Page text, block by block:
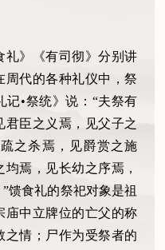
礼》《有司彻》分别讲
周代的各种礼仪中，祭
记•祭统》说：“夫祭有
君臣之义焉，见父子之
之杀焉，见爵赏之施
焉，见长幼之序焉，
馈食礼的祭祀对象是祖
庙中立牌位的亡父的称
之情；尸作为受祭者的